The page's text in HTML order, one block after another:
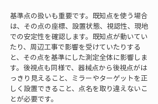
基準点の扱いも重要です。既知点を使う場合
は、その点の座標、設置状態、視認性、現地
での安定性を確認します。既知点が動いてい
たり、周辺工事で影響を受けていたりする
と、その点を基準にした測定全体に影響しま
す。後視点も同様で、器械点から後視点がは
っきり見えること、ミラーやターゲットを正
しく設置できること、点名を取り違えないこ
とが必要です。